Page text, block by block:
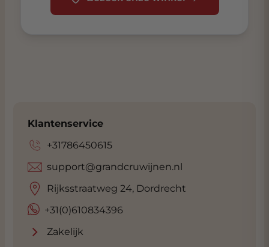
Klantenservice
+31786450615
+31(0)610834396
support@grandcruwijnen.nl
Rijksstraatweg 24, Dordrecht
Zakelijk